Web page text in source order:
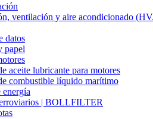
ventilación y aire acondicionado
datos
papel
aceite lubricante para motores
combustible líquido marítimo
energía
| BOLLFILTER